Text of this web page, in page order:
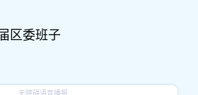
区委班子